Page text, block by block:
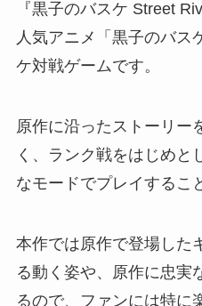
『黒子のバスケ Street
人気アニメ「黒子のバス
ケ対戦ゲームです。
原作に沿ったストーリー
く、ランク戦をはじめと
なモードでプレイするこ
本作では原作で登場した
る動く姿や、原作に忠実
るので、ファンには特に